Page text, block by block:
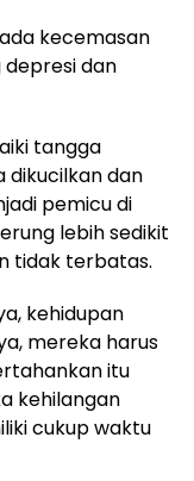
kecemasan
depresi dan
tangga
dikucilkan dan
pemicu di
lebih sedikit
tidak terbatas.
kehidupan
mereka harus
itu
kehilangan
cukup waktu